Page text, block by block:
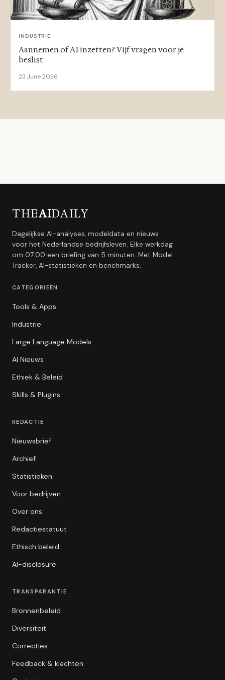
INDUSTRIE
Aannemen of AI inzetten? Vijf vragen voor je
beslist
23 June 2026
THEAIDAILY
Dagelijkse AI-analyses, modeldata en nieuws
voor het Nederlandse bedrijfsleven. Elke werkdag
om 07:00 een briefing van 5 minuten. Met Model
Tracker, AI-statistieken en benchmarks.
CATEGORIEËN
Tools & Apps
Industrie
Large Language Models
AI Nieuws
Ethiek & Beleid
Skills & Plugins
REDACTIE
Nieuwsbrief
Archief
Statistieken
Voor bedrijven
Over ons
Redactiestatuut
Ethisch beleid
AI-disclosure
TRANSPARANTIE
Bronnenbeleid
Diversiteit
Correcties
Feedback & klachten